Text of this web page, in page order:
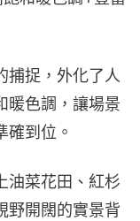
捕捉，外化了人
暖色調，讓場景
確到位。
油菜花田、紅杉
野開闊的實景背